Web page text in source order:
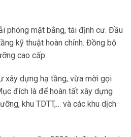
phóng mặt bằng, tái định cư. Đầu
kỹ thuật hoàn chỉnh. Đồng bộ
cao cấp.
xây dựng hạ tầng, vừa mời gọi
đích là để hoàn tất xây dựng
khu TDTT,… và các khu dịch